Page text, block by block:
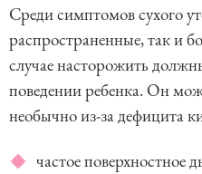
Среди симптомов сухого
распространенные, так и
случае насторожить
поведении ребенка. Он
необычно из-за дефицита
частое поверхностное